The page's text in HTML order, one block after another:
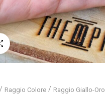
Schermo intero
Raggio Colore Raggio Giallo-Oro